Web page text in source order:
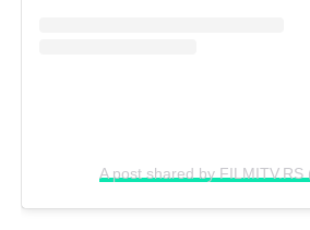
A post shared by FILMITV.RS